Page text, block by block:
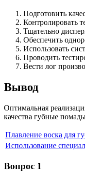
Подготовить
Контролировать
Тщательно
Обеспечить
Использовать
Проводить
Вести лог
Вывод
Оптимальная
качества губные
Плавление воска для
Использование
Вопрос 1